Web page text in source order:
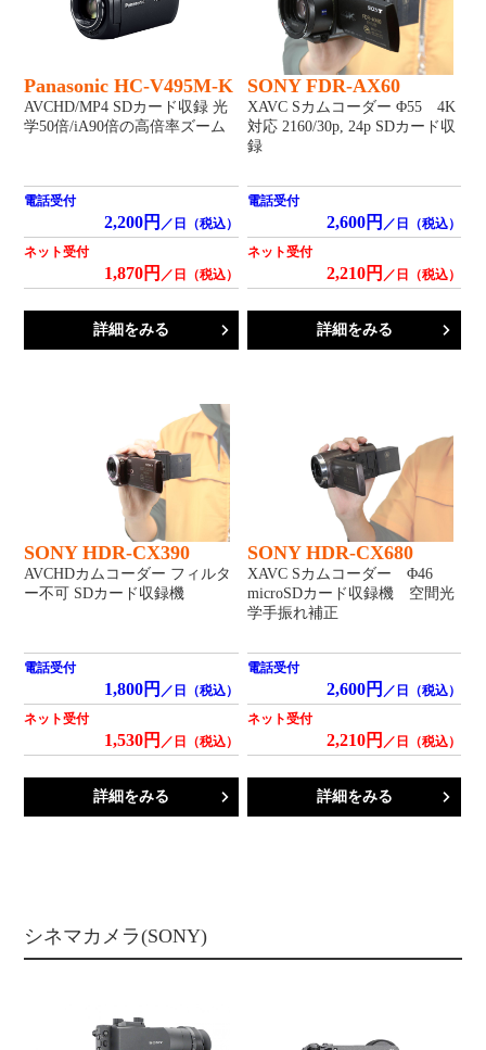
Panasonic HC-V495M-K
AVCHD/MP4 SDカード収録 光
学50倍/iA90倍の高倍率ズーム
電話受付
2,200円 ／日（税込）
ネット受付
1,870円 ／日（税込）
詳細をみる
SONY FDR-AX60
XAVC Sカムコーダー Φ55 4K
対応 2160/30p, 24p SDカード収
録
電話受付
2,600円 ／日（税込）
ネット受付
2,210円 ／日（税込）
詳細をみる
SONY HDR-CX390
AVCHDカムコーダー フィルタ
ー不可 SDカード収録機
電話受付
1,800円 ／日（税込）
ネット受付
1,530円 ／日（税込）
詳細をみる
SONY HDR-CX680
XAVC Sカムコーダー Φ46
microSDカード収録機 空間光
学手振れ補正
電話受付
2,600円 ／日（税込）
ネット受付
2,210円 ／日（税込）
詳細をみる
シネマカメラ(SONY)